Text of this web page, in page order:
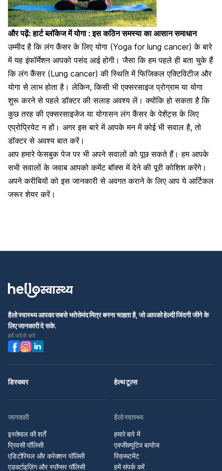
और पढ़ें:हार्ट ब्लॉकेज में योगा : इस कठिन समस्या का आसान समाधान
उम्मीद है कि लंग कैंसर के लिए योगा (Yoga for lung cancer) के बारे
में यह इंफॉर्मेशन आपको पसंद आई होगी। जैसा कि हम पहले ही बता चुके हैं
कि लंग कैंसर (Lung cancer) की स्थिति में फिजिकल एक्टिविटीज और
योगा से लाभ होता है। लेकिन, किसी भीएक्सरसाइज प्रोग्राम या योगा
शुरू करनेसे पहले डॉक्टर की सलाह अवश्य लें। क्योंकि हो सकता है कि
कुछ तरह की एक्सरसाइजेज या योगासन लंग कैंसर के पेशेंट्स के लिए
एप्रोप्रियेट न हों। अगर इस बारे में आपके मन में कोई भी सवाल है, तो
डॉक्टर से अवश्य बात करें।
आप हमारे फेसबुक पेज पर भी अपने सवालों को पूछ सकते हैं। हम आपके
सभी सवालों के जवाब आपको कमेंट बॉक्स में देने की पूरी कोशिश करेंगे।
अपने करीबियों को इस जानकारी से अवगत कराने के लिए आप ये आर्टिकल
जरूर शेयर करें।
हैलो स्वास्थ्य आपका सबसे भरोसेमंद मित्र बनना चाहता है, जो आपको हेल्दी जिंदगी जीने के
लिए जानकारी दे सके.
हमें फॉलो करें
डिस्कवर हेल्थ टूल्स
जानकारी
इस्तेमाल की शर्तें
प्रिवसी पॉलिसी
एडिटोरियल और करेक्शन पॉलिसी
एडवर्टाइज़िंग और स्पॉन्सर पॉलिसी
हैलो स्वास्थ्य
हमारे बारे में
एक्जीक्यूटिव बायोज
रिक्रूटमेंट
हमें संपर्क करें